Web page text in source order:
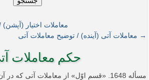
معاملات اختیار
→ معاملات آتی (آینده) / توضیح معاملات آتی
حکم معاملات
مسأله 1648. «قسم اوّل» از معاملات آتی که